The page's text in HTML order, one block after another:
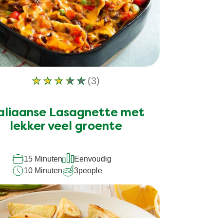
De
beoordeling
van
Lasagnette
met
lekker
veel
groente
(3)
Lasagnette met
lekker veel groente
15 Minuten
Eenvoudig
10 Minuten
3people